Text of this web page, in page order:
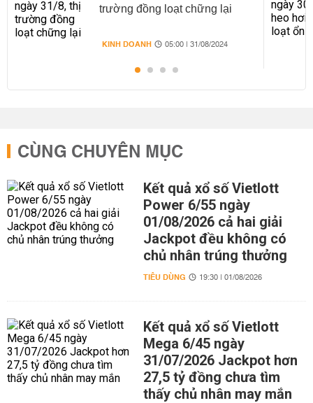
trường đồng loạt chững lại
KINH DOANH 05:00 | 31/08/2024
CÙNG CHUYÊN MỤC
Kết quả xổ số Vietlott
Power 6/55 ngày
01/08/2026 cả hai giải
Jackpot đều không có
chủ nhân trúng thưởng
TIÊU DÙNG 19:30 | 01/08/2026
Kết quả xổ số Vietlott
Mega 6/45 ngày
31/07/2026 Jackpot hơn
27,5 tỷ đồng chưa tìm
thấy chủ nhân may mắn